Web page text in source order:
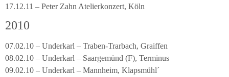
17.12.11 – Peter Zahn Atelierkonzert, Köln
2010
07.02.10 – Underkarl – Traben-Trarbach, Graiffen
08.02.10 – Underkarl – Saargemünd (F), Terminus
09.02.10 – Underkarl – Mannheim, Klapsmühl´